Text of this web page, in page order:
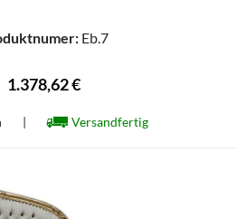
Eb.7
1.378,62 €
| Versandfertig